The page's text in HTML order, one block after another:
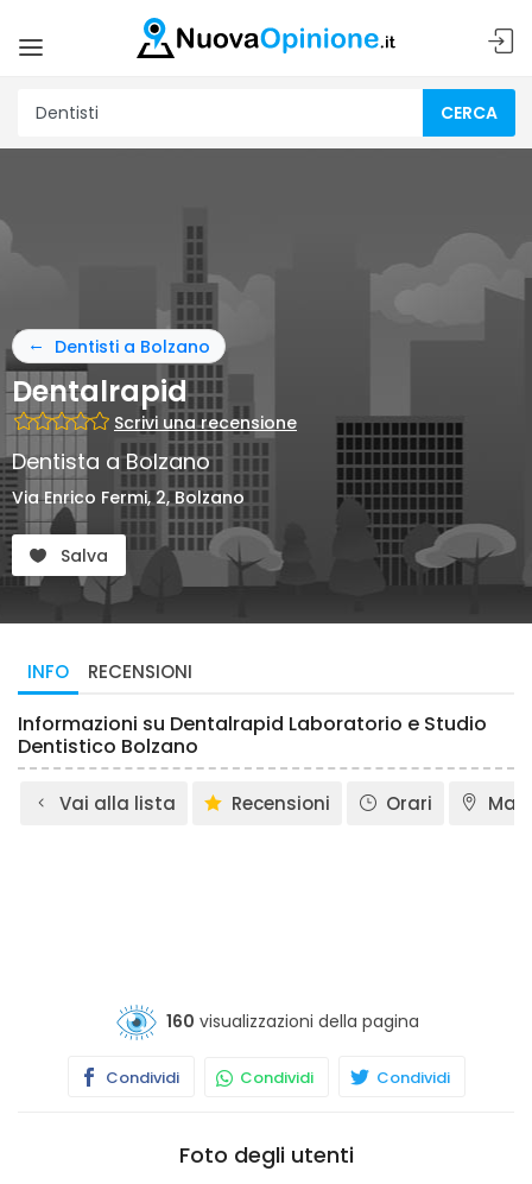
CERCA
Dentisti a Bolzano
Dentalrapid
Scrivi una recensione
Dentista a Bolzano
Via Enrico Fermi, 2, Bolzano
Salva
INFO RECENSIONI
Informazioni su Dentalrapid Laboratorio e Studio
Dentistico Bolzano
Vai alla lista Recensioni Orari
160 visualizzazioni della pagina
Condividi Condividi Condividi
Foto degli utenti